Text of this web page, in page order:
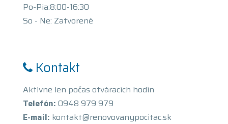
Po-Pia:8:00-16:30
So - Ne: Zatvorené
Kontakt
Aktívne len počas otváracích hodín
Telefón: 0948 979 979
E-mail: kontakt@renovovanypocitac.sk